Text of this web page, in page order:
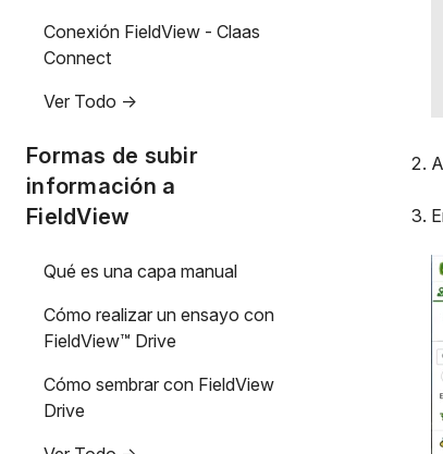
Conexión FieldView - Claas
Connect
Ver Todo ->
Formas de subir
información a
FieldView
Qué es una capa manual
Cómo realizar un ensayo con
FieldView™ Drive
Cómo sembrar con FieldView
Drive